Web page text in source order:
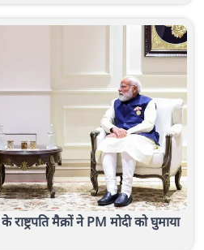
मैक्रों ने PM मोदी को घुमाया